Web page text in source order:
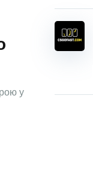
у